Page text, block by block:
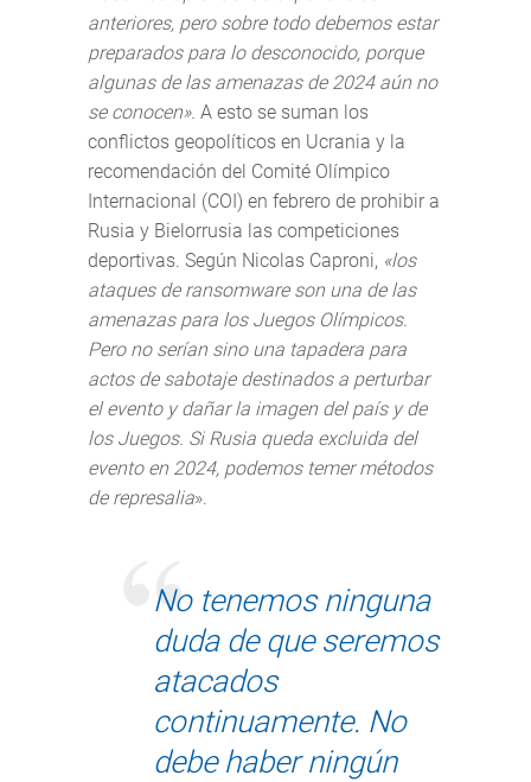
anteriores, pero sobre todo debemos estar
preparados para lo desconocido, porque
algunas de las amenazas de 2024 aún no
se conocen». A esto se suman los
conflictos geopolíticos en Ucrania y la
recomendación del Comité Olímpico
Internacional (COI) en febrero de prohibir a
Rusia y Bielorrusia las competiciones
deportivas. Según Nicolas Caproni, «los
ataques de ransomware son una de las
amenazas para los Juegos Olímpicos.
Pero no serían sino una tapadera para
actos de sabotaje destinados a perturbar
el evento y dañar la imagen del país y de
los Juegos. Si Rusia queda excluida del
evento en 2024, podemos temer métodos
de represalia».
No tenemos ninguna
duda de que seremos
atacados
continuamente. No
debe haber ningún